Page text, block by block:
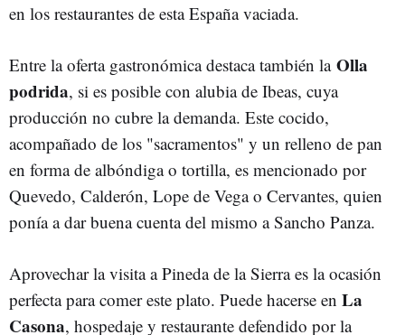
en los restaurantes de esta España vaciada.
Entre la oferta gastronómica destaca también la Olla
podrida, si es posible con alubia de Ibeas, cuya
producción no cubre la demanda. Este cocido,
acompañado de los "sacramentos" y un relleno de pan
en forma de albóndiga o tortilla, es mencionado por
Quevedo, Calderón, Lope de Vega o Cervantes, quien
ponía a dar buena cuenta del mismo a Sancho Panza.
Aprovechar la visita a Pineda de la Sierra es la ocasión
perfecta para comer este plato. Puede hacerse en La
Casona, hospedaje y restaurante defendido por la